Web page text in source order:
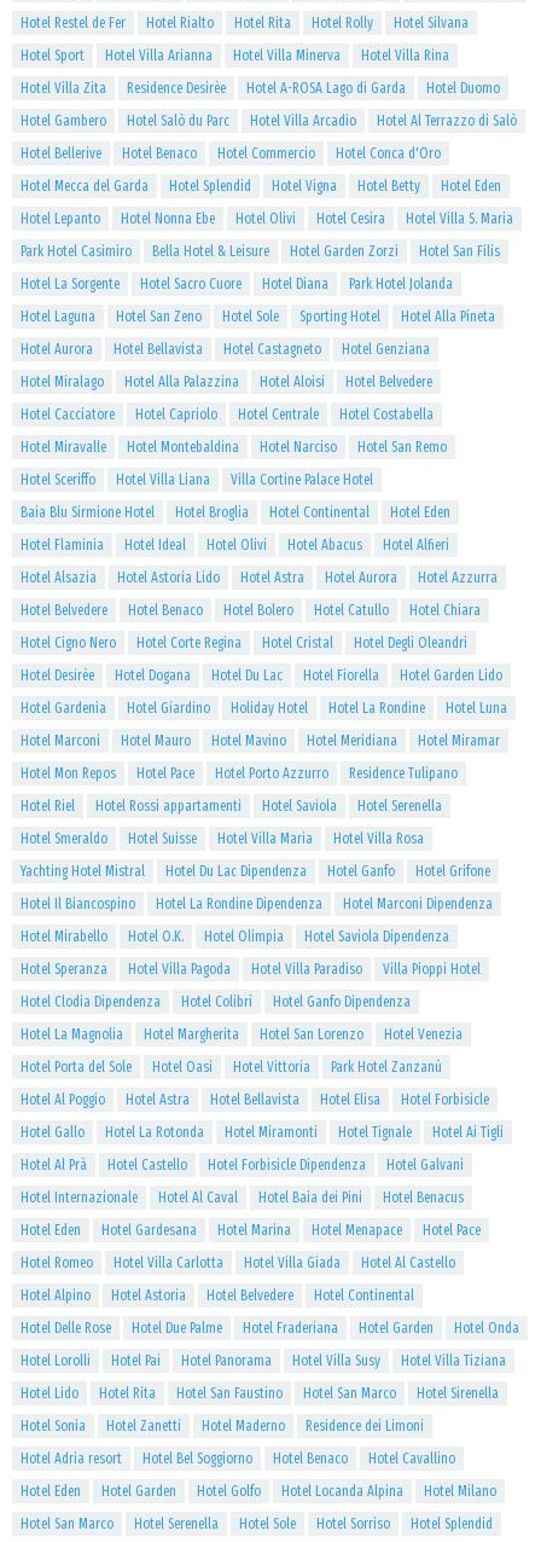
Hotel Restel de Fer
Hotel Rialto Hotel Rita Hotel Rolly
Hotel Silvana
Hotel Sport
Hotel Villa Arianna Hotel Villa Minerva
Hotel Villa Rina
Hotel Villa Zita
Residence Desirèe Hotel A-ROSA Lago di Garda
Hotel Duomo
Hotel Gambero
Hotel Salò du Parc Hotel Villa Arcadio
Hotel Al Terrazzo di Salò
Hotel Bellerive
Hotel Benaco Hotel Commercio
Hotel Conca d'Oro
Hotel Mecca del Garda
Hotel Splendid Hotel Vigna Hotel Betty
Hotel Eden
Hotel Lepanto
Hotel Nonna Ebe Hotel Olivi Hotel Cesira
Hotel Villa S. Maria
Park Hotel Casimiro
Bella Hotel & Leisure Hotel Garden Zorzi
Hotel San Filis
Hotel La Sorgente
Hotel Sacro Cuore Hotel Diana
Park Hotel Jolanda
Hotel Laguna
Hotel San Zeno Hotel Sole Sporting Hotel
Hotel Alla Pineta
Hotel Aurora
Hotel Bellavista Hotel Castagneto
Hotel Genziana
Hotel Miralago
Hotel Alla Palazzina Hotel Aloisi
Hotel Belvedere
Hotel Cacciatore
Hotel Capriolo Hotel Centrale
Hotel Costabella
Hotel Miravalle
Hotel Montebaldina Hotel Narciso
Hotel San Remo
Hotel Sceriffo
Hotel Villa Liana
Villa Cortine Palace Hotel
Baia Blu Sirmione Hotel
Hotel Broglia Hotel Continental
Hotel Eden
Hotel Flaminia
Hotel Ideal Hotel Olivi Hotel Abacus
Hotel Alfieri
Hotel Alsazia
Hotel Astoria Lido Hotel Astra Hotel Aurora
Hotel Azzurra
Hotel Belvedere
Hotel Benaco Hotel Bolero Hotel Catullo
Hotel Chiara
Hotel Cigno Nero
Hotel Corte Regina Hotel Cristal
Hotel Degli Oleandri
Hotel Desirèe
Hotel Dogana Hotel Du Lac Hotel Fiorella
Hotel Garden Lido
Hotel Gardenia
Hotel Giardino Holiday Hotel Hotel La Rondine
Hotel Luna
Hotel Marconi
Hotel Mauro Hotel Mavino Hotel Meridiana
Hotel Miramar
Hotel Mon Repos
Hotel Pace Hotel Porto Azzurro
Residence Tulipano
Hotel Riel
Hotel Rossi appartamenti Hotel Saviola
Hotel Serenella
Hotel Smeraldo
Hotel Suisse Hotel Villa Maria
Hotel Villa Rosa
Yachting Hotel Mistral
Hotel Du Lac Dipendenza Hotel Ganfo
Hotel Grifone
Hotel Il Biancospino
Hotel La Rondine Dipendenza
Hotel Marconi Dipendenza
Hotel Mirabello
Hotel O.K. Hotel Olimpia
Hotel Saviola Dipendenza
Hotel Speranza
Hotel Villa Pagoda Hotel Villa Paradiso
Villa Pioppi Hotel
Hotel Clodia Dipendenza
Hotel Colibrì
Hotel Ganfo Dipendenza
Hotel La Magnolia
Hotel Margherita Hotel San Lorenzo
Hotel Venezia
Hotel Porta del Sole
Hotel Oasi Hotel Vittoria
Park Hotel Zanzanù
Hotel Al Poggio
Hotel Astra Hotel Bellavista Hotel Elisa
Hotel Forbisicle
Hotel Gallo
Hotel La Rotonda Hotel Miramonti Hotel Tignale
Hotel Ai Tigli
Hotel Al Prà
Hotel Castello Hotel Forbisicle Dipendenza
Hotel Galvani
Hotel Internazionale
Hotel Al Caval Hotel Baia dei Pini
Hotel Benacus
Hotel Eden
Hotel Gardesana Hotel Marina Hotel Menapace
Hotel Pace
Hotel Romeo
Hotel Villa Carlotta Hotel Villa Giada
Hotel Al Castello
Hotel Alpino
Hotel Astoria Hotel Belvedere
Hotel Continental
Hotel Delle Rose
Hotel Due Palme Hotel Fraderiana Hotel Garden
Hotel Onda
Hotel Lorolli
Hotel Pai Hotel Panorama Hotel Villa Susy
Hotel Villa Tiziana
Hotel Lido
Hotel Rita Hotel San Faustino Hotel San Marco
Hotel Sirenella
Hotel Sonia
Hotel Zanetti Hotel Maderno
Residence dei Limoni
Hotel Adria resort
Hotel Bel Soggiorno Hotel Benaco
Hotel Cavallino
Hotel Eden
Hotel Garden Hotel Golfo Hotel Locanda Alpina
Hotel Milano
Hotel San Marco
Hotel Serenella Hotel Sole Hotel Sorriso
Hotel Splendid